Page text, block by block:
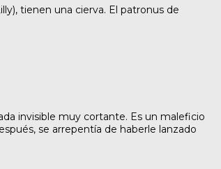
tienen una cierva. El patronus de
invisible muy cortante. Es un maleficio
se arrepentía de haberle lanzado